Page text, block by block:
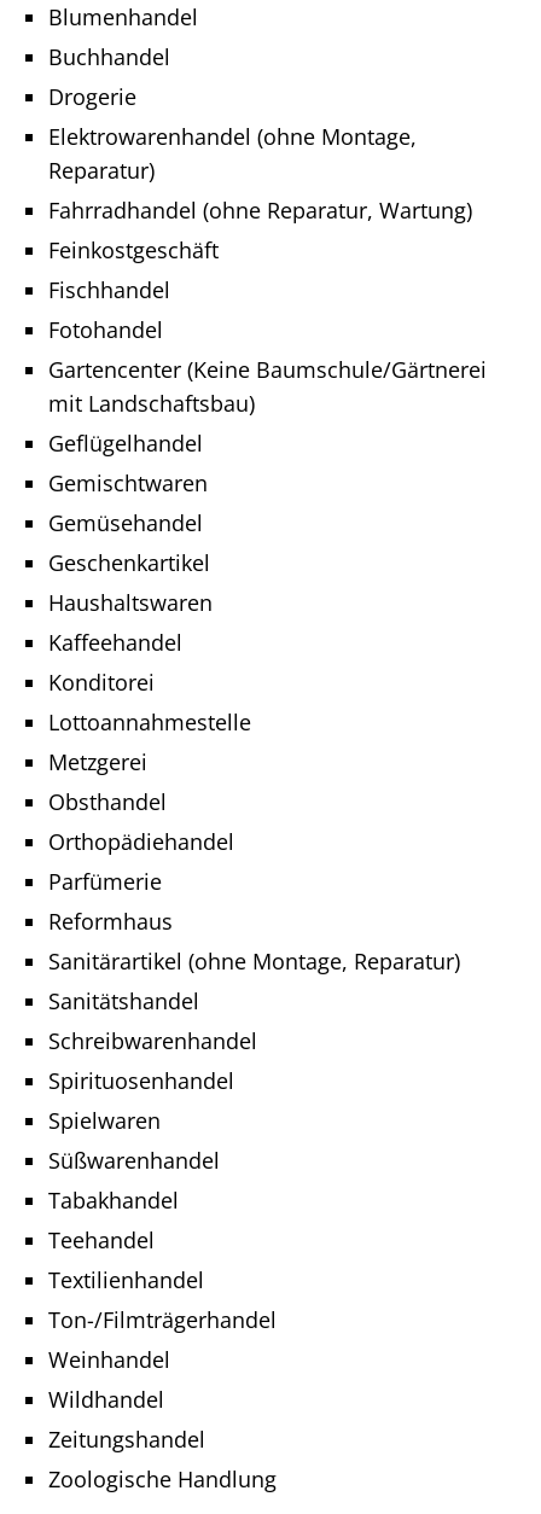
Blumenhandel
Buchhandel
Drogerie
Elektrowarenhandel (ohne Montage,
Reparatur)
Fahrradhandel (ohne Reparatur, Wartung)
Feinkostgeschäft
Fischhandel
Fotohandel
Gartencenter (Keine Baumschule/Gärtnerei
mit Landschaftsbau)
Geflügelhandel
Gemischtwaren
Gemüsehandel
Geschenkartikel
Haushaltswaren
Kaffeehandel
Konditorei
Lottoannahmestelle
Metzgerei
Obsthandel
Orthopädiehandel
Parfümerie
Reformhaus
Sanitärartikel (ohne Montage, Reparatur)
Sanitätshandel
Schreibwarenhandel
Spirituosenhandel
Spielwaren
Süßwarenhandel
Tabakhandel
Teehandel
Textilienhandel
Ton-/Filmträgerhandel
Weinhandel
Wildhandel
Zeitungshandel
Zoologische Handlung